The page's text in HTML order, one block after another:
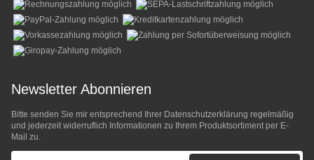
Newsletter Abonnieren
Bitte senden Sie mir entsprechend Ihrer Datenschutzerklärung regelmäßig
und jederzeit widerruflich Informationen zu Ihrem Produktsortiment per E-
Mail zu.